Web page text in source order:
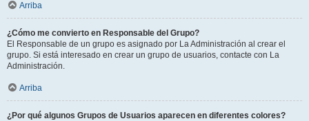
Arriba
¿Cómo me convierto en Responsable del Grupo?
El Responsable de un grupo es asignado por La Administración al crear el
grupo. Si está interesado en crear un grupo de usuarios, contacte con La
Administración.
Arriba
¿Por qué algunos Grupos de Usuarios aparecen en diferentes colores?